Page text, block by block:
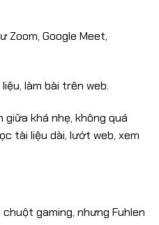
Zoom, Google Meet,
làm bài trên web.
khá nhẹ, không quá
tài liệu dài, lướt web, xem
gaming, nhưng Fuhlen